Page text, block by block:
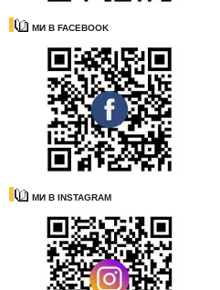
МИ В FACEBOOK
МИ В INSTAGRAM